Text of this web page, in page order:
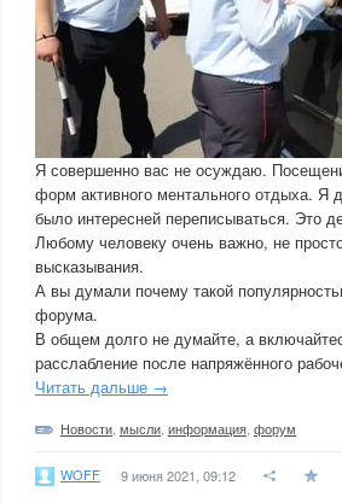
Я совершенно вас не осуждаю.
форм активного ментального отдыха. Я
было интересней переписываться. Это
Любому человеку очень важно, не
высказывания.
А вы думали почему такой
форума.
В общем долго не думайте, а
расслабление после напряжённого
Читать дальше →
Новости мысли информация форум
WOFF 9 июня 2021, 09:12